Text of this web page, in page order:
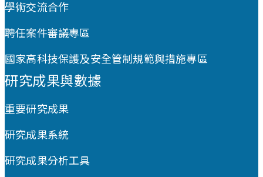
學術交流合作
聘任案件審議專區
國家高科技保護及安全管制規範與措施專區
研究成果與數據
重要研究成果
研究成果系統
研究成果分析工具